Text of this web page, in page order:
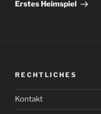
Erstes Heimspiel
RECHTLICHES
Kontakt